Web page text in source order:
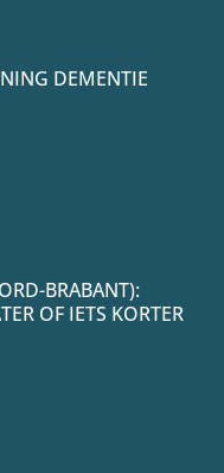
DEMENTIE
BRABANT):
OF IETS KORTER